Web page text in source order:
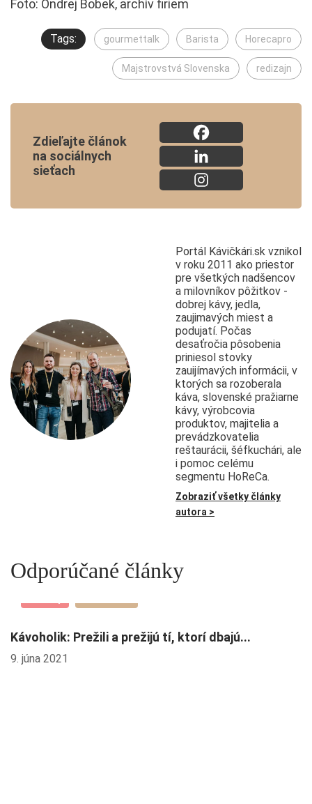
Foto: Ondrej Bobek, archív firiem
Tags: gourmettalk Barista Horecapro
Majstrovstvá Slovenska redizajn
Zdieľajte článok
na sociálnych
sieťach
Portál Kávičkári.sk vznikol
v roku 2011 ako priestor
pre všetkých nadšencov
a milovníkov pôžitkov -
dobrej kávy, jedla,
zaujimavých miest a
podujatí. Počas
desaťročia pôsobenia
priniesol stovky
zauijímavých informácii, v
ktorých sa rozoberala
káva, slovenské pražiarne
kávy, výrobcovia
produktov, majitelia a
prevádzkovatelia
reštaurácii, šéfkuchári, ale
i pomoc celému
segmentu HoReCa.
Zobraziť všetky články
autora >
Odporúčané články
Kávoholik: Prežili a prežijú tí, ktorí dbajú...
9. júna 2021